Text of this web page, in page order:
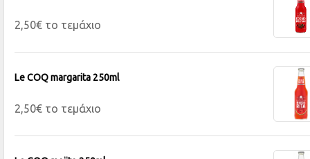
2,50€ το τεμάχιο
Le COQ margarita 250ml
2,50€ το τεμάχιο